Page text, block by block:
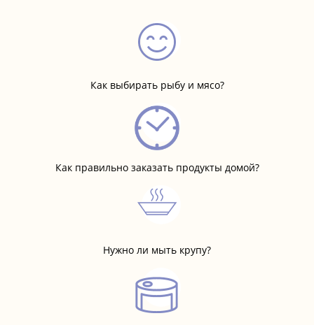
Как выбирать рыбу и мясо?
Как правильно заказать продукты домой?
Нужно ли мыть крупу?